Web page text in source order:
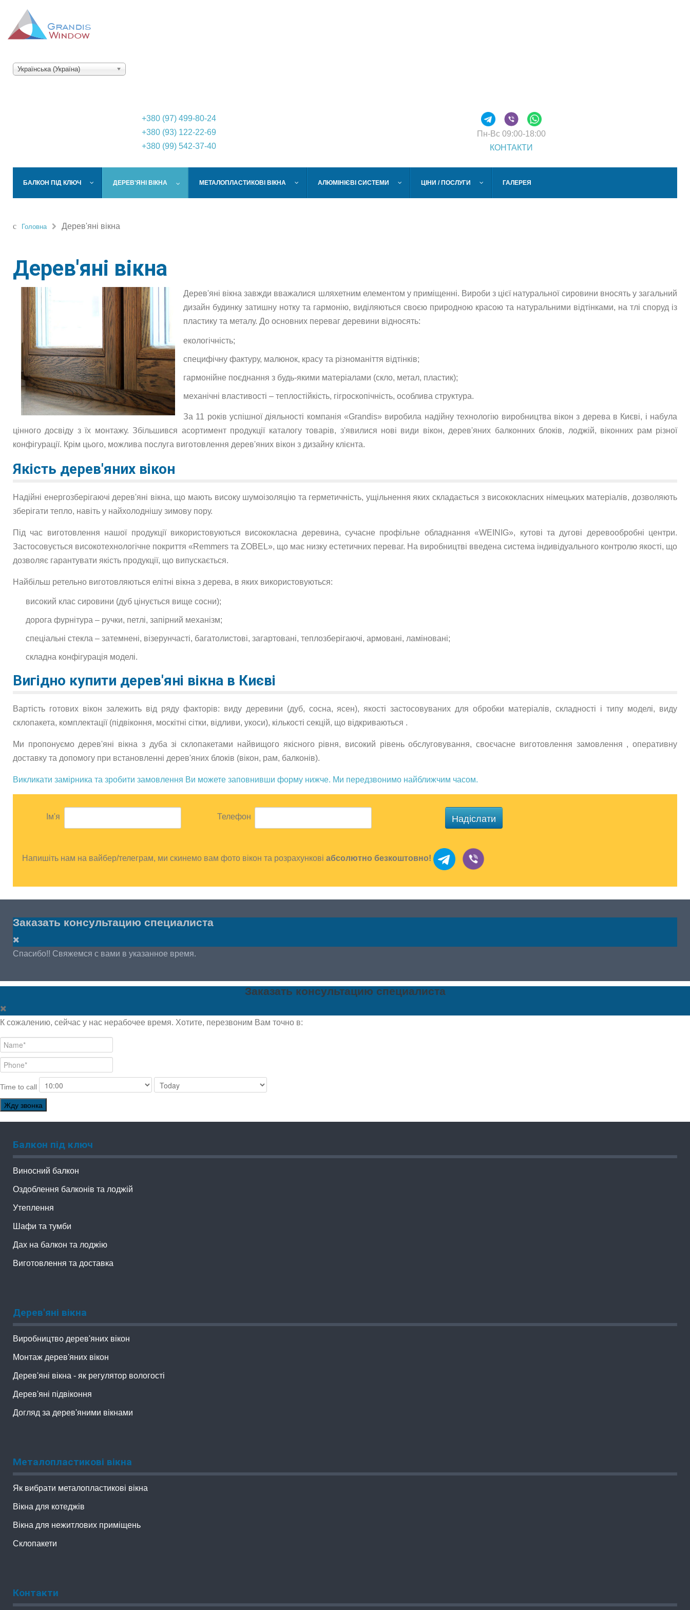
Українська (Україна)
+380 (97) 499-80-24
+380 (93) 122-22-69
+380 (99) 542-37-40
Пн-Вс 09:00-18:00
КОНТАКТИ
БАЛКОН ПІД КЛЮЧ ДЕРЕВ'ЯНІ ВІКНА МЕТАЛОПЛАСТИКОВІ ВІКНА АЛЮМІНІЄВІ СИСТЕМИ ЦІНИ / ПОСЛУГИ ГАЛЕРЕЯ
Головна Дерев'яні вікна
Дерев'яні вікна
Дерев'яні вікна завжди вважалися шляхетним елементом у приміщенні. Вироби з цієї натуральної сировини вносять у загальний
дизайн будинку затишну нотку та гармонію, виділяються своєю природною красою та натуральними відтінками, на тлі споруд із
пластику та металу. До основних переваг деревини відносять:
екологічність;
специфічну фактуру, малюнок, красу та різноманіття відтінків;
гармонійне поєднання з будь-якими матеріалами (скло, метал, пластик);
механічні властивості – теплостійкість, гігроскопічність, особлива структура.
За 11 років успішної діяльності компанія «Grandis» виробила надійну технологію виробництва вікон з дерева в Києві, і набула
цінного досвіду з їх монтажу. Збільшився асортимент продукції каталогу товарів, з'явилися нові види вікон, дерев'яних балконних блоків, лоджій, віконних рам різної
конфігурації. Крім цього, можлива послуга виготовлення дерев'яних вікон з дизайну клієнта.
Якість дерев'яних вікон
Надійні енергозберігаючі дерев'яні вікна, що мають високу шумоізоляцію та герметичність, ущільнення яких складається з висококласних німецьких матеріалів, дозволяють
зберігати тепло, навіть у найхолоднішу зимову пору.
Під час виготовлення нашої продукції використовуються висококласна деревина, сучасне профільне обладнання «WEINIG», кутові та дугові деревообробні центри.
Застосовується високотехнологічне покриття «Remmers та ZOBEL», що має низку естетичних переваг. На виробництві введена система індивідуального контролю якості, що
дозволяє гарантувати якість продукції, що випускається.
Найбільш ретельно виготовляються елітні вікна з дерева, в яких використовуються:
високий клас сировини (дуб цінується вище сосни);
дорога фурнітура – ручки, петлі, запірний механізм;
спеціальні стекла – затемнені, візерунчасті, багатолистові, загартовані, теплозберігаючі, армовані, ламіновані;
складна конфігурація моделі.
Вигідно купити дерев'яні вікна в Києві
Вартість готових вікон залежить від ряду факторів: виду деревини (дуб, сосна, ясен), якості застосовуваних для обробки матеріалів, складності і типу моделі, виду
склопакета, комплектації (підвіконня, москітні сітки, відливи, укоси), кількості секцій, що відкриваються .
Ми пропонуємо дерев'яні вікна з дуба зі склопакетами найвищого якісного рівня, високий рівень обслуговування, своєчасне виготовлення замовлення , оперативну
доставку та допомогу при встановленні дерев'яних блоків (вікон, рам, балконів).
Викликати замірника та зробити замовлення Ви можете заповнивши форму нижче. Ми передзвонимо найближчим часом.
Ім'я Телефон Надіслати
Напишіть нам на вайбер/телеграм, ми скинемо вам фото вікон та розрахункові абсолютно безкоштовно!
Заказать консультацию специалиста
Спасибо!! Свяжемся с вами в указанное время.
Заказать консультацию специалиста
К сожалению, сейчас у нас нерабочее время. Хотите, перезвоним Вам точно в:
Time to call
Жду звонка
Балкон під ключ
Виносний балкон
Оздоблення балконів та лоджій
Утеплення
Шафи та тумби
Дах на балкон та лоджію
Виготовлення та доставка
Дерев'яні вікна
Виробництво дерев'яних вікон
Монтаж дерев'яних вікон
Дерев'яні вікна - як регулятор вологості
Дерев'яні підвіконня
Догляд за дерев'яними вікнами
Металопластикові вікна
Як вибрати металопластикові вікна
Вікна для котеджів
Вікна для нежитлових приміщень
Склопакети
Контакти